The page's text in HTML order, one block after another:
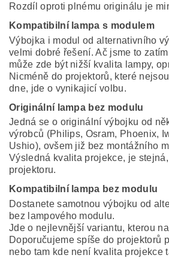
Rozdíl oproti plnému originálu je
Kompatibilní lampa s modulem
Výbojka i modul od alternativního
velmi dobré řešení. Ač jsme to
může zde být nižší kvalita lampy,
Nicméně do projektorů, které
dne, jde o vynikajicí volbu.
Originální lampa bez modulu
Jedná se o originální výbojku od
výrobců (Philips, Osram, Phoenix,
Ushio), ovšem již bez montážního
Výsledná kvalita projekce, je
projektoru.
Kompatibilní lampa bez modulu
Dostanete samotnou výbojku od
bez lampového modulu.
Jde o nejlevnější variantu, kterou
Doporučujeme spíše do projektorů
nebo tam kde není kvalita projekce